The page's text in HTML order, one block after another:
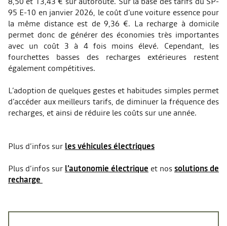
95 E-10 en janvier 2026, le coût d’une voiture essence pour
la même distance est de 9,36 €. La recharge à domicile
permet donc de générer des économies très importantes
avec un coût 3 à 4 fois moins élevé. Cependant, les
fourchettes basses des recharges extérieures restent
également compétitives.
L’adoption de quelques gestes et habitudes simples permet
d’accéder aux meilleurs tarifs, de diminuer la fréquence des
recharges, et ainsi de réduire les coûts sur une année.
Plus d’infos sur les véhicules électriques
Plus d’infos sur l’autonomie électrique et nossolutions de
recharge